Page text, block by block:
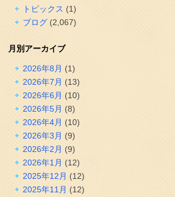
トピックス (1)
ブログ(2,067)
月別アーカイブ
2026年8月 (1)
2026年7月 (13)
2026年6月 (10)
2026年5月 (8)
2026年4月 (10)
2026年3月 (9)
2026年2月 (9)
2026年1月 (12)
2025年12月 (12)
2025年11月 (12)